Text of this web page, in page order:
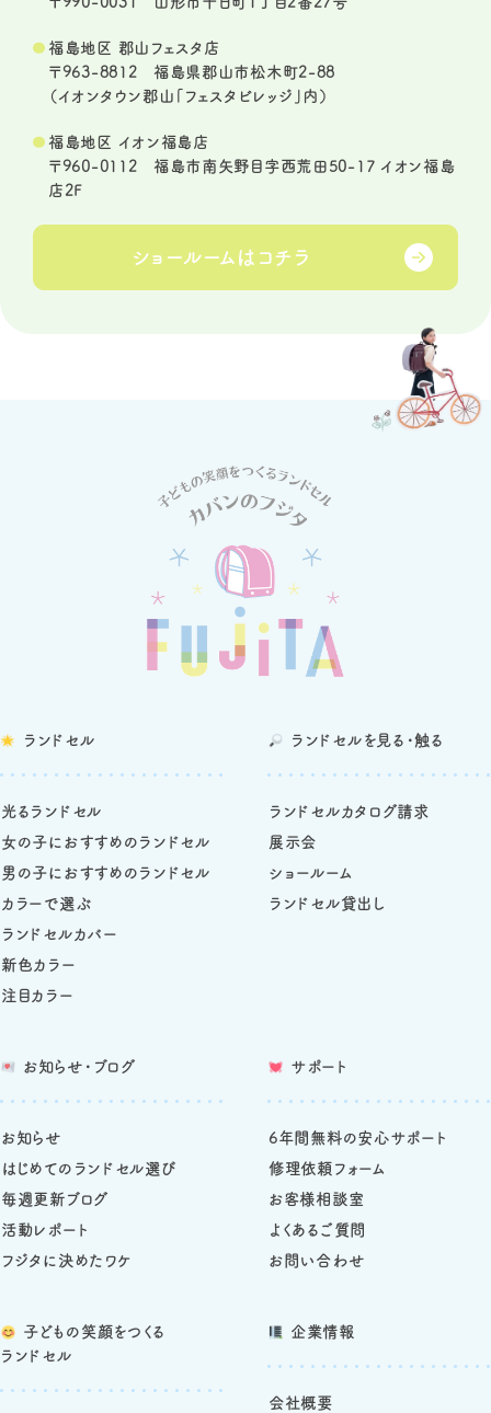
福島地区 郡山フェスタ店
〒963-8812 福島県郡山市松木町2-88
（イオンタウン郡山「フェスタビレッジ」内）
福島地区 イオン福島店
〒960-0112 福島市南矢野目字西荒田50-17 イオン福島
店2F
ショールームは コチラ
ランドセル
光るランドセル
女の子におすすめのランドセル
男の子におすすめのランドセル
カラーで選ぶ
ランドセルカバー
新色カラー
注目カラー
ランドセルを 見る・触る
ランドセルカタログ請求
展示会
ショールーム
ランドセル貸出し
子どもの笑顔をつくる
ランドセル
お知らせ・ブログ
お知らせ
はじめてのランドセル選び
毎週更新ブログ
活動レポート
フジタに決めたワケ
サポート
6年間無料の安心サポート
修理依頼フォーム
お客様相談室
よくあるご質問
お問い合わせ
企業情報
会社概要